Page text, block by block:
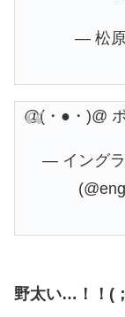
— 松
@(・●・)@
— イングラ
野太い…！！(